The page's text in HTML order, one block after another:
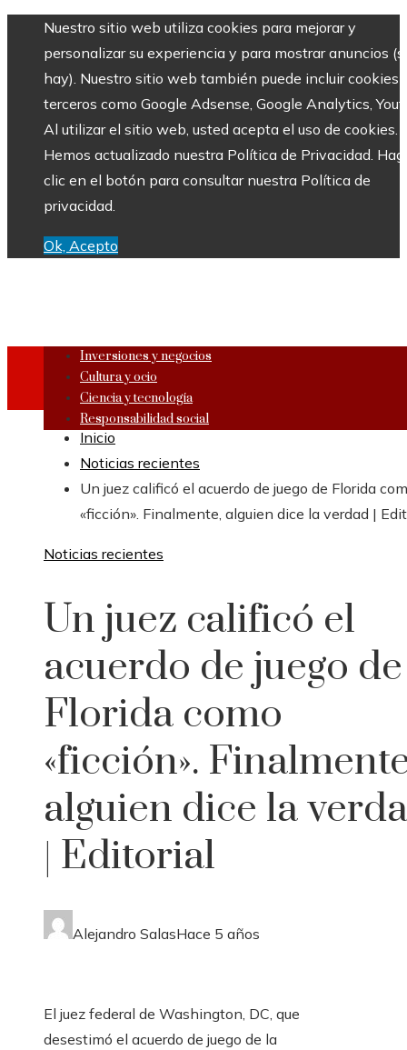
Nuestro sitio web utiliza cookies para mejorar y
personalizar su experiencia y para mostrar anuncios
hay). Nuestro sitio web también puede incluir cookies
terceros como Google Adsense, Google Analytics,
Al utilizar el sitio web, usted acepta el uso de cookies.
Hemos actualizado nuestra Política de Privacidad.
clic en el botón para consultar nuestra Política de
privacidad.
Ok, Acepto
Inversiones y negocios
Cultura y ocio
Ciencia y tecnología
Responsabilidad social
Inicio
Noticias recientes
Un juez calificó el acuerdo de juego de Florida
«ficción». Finalmente, alguien dice la verdad |
Noticias recientes
Un juez calificó el
acuerdo de juego de
Florida como
«ficción».
alguien dice la
| Editorial
Alejandro SalasHace 5 años
El juez federal de Washington, DC, que
desestimó el acuerdo de juego de la